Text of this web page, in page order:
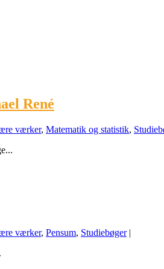
René
værker, Matematik og statistik,
værker, Pensum, Studiebøger|